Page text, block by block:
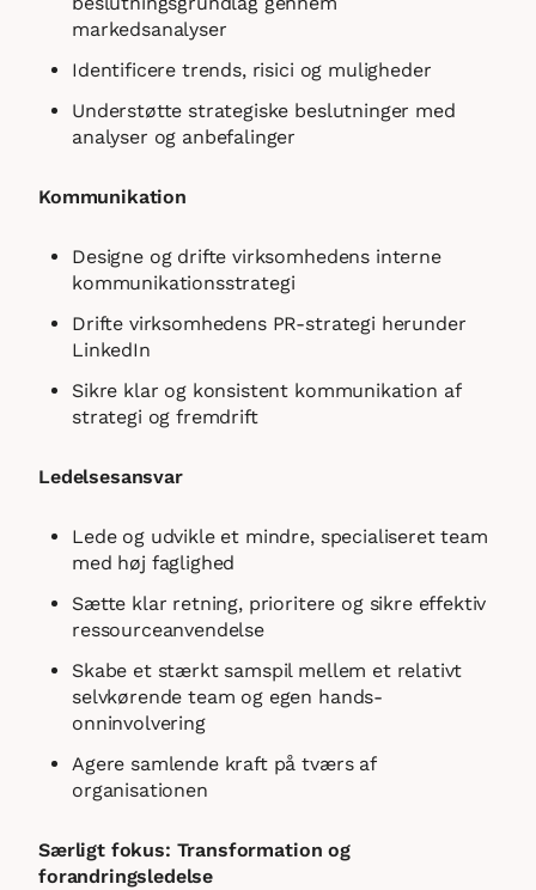
markedsanalyser
Identificere trends, risici og muligheder
Understøtte strategiske beslutninger med
analyser og anbefalinger
Kommunikation
Designe og drifte virksomhedens interne
kommunikationsstrategi
Drifte virksomhedens PR-strategi herunder
LinkedIn
Sikre klar og konsistent kommunikation af
strategi og fremdrift
Ledelsesansvar
Lede og udvikle et mindre, specialiseret team
med høj faglighed
Sætte klar retning, prioritere og sikre effektiv
ressourceanvendelse
Skabe et stærkt samspil mellem et relativt
selvkørende team og egen hands-
onninvolvering
Agere samlende kraft på tværs af
organisationen
Særligt fokus: Transformation og
forandringsledelse